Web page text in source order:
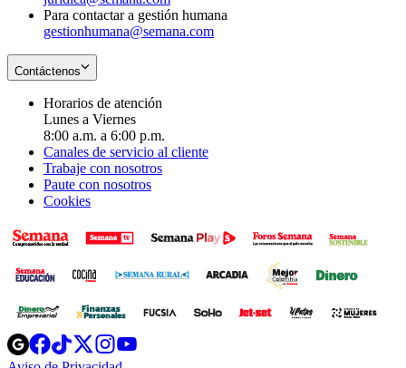
Para contactar a gestión humana
gestionhumana@semana.com
Contáctenos
Horarios de atención
Lunes a Viernes
8:00 a.m. a 6:00 p.m.
Canales de servicio al cliente
Trabaje con nosotros
Paute con nosotros
Cookies
Opens
in
Opens
in
Opens
in
Opens